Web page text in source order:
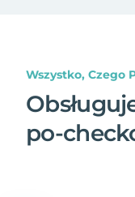
Wszystko, Czego
po-